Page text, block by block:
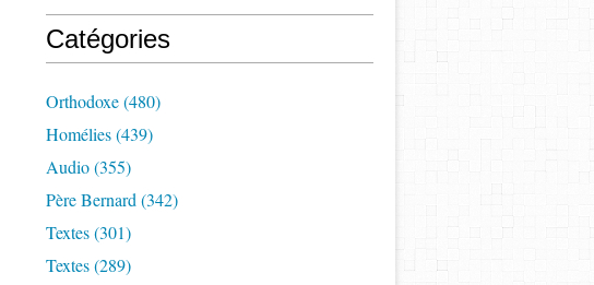
Catégories
Orthodoxe (480)
Homélies (439)
Audio (355)
Père Bernard (342)
Textes (301)
Textes (289)